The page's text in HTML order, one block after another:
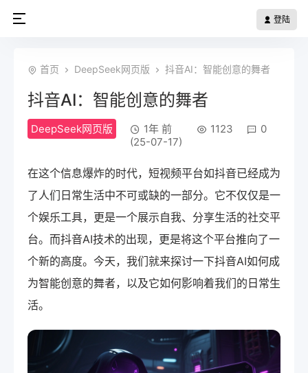
登陆
首页 DeepSeek网页版 抖音AI：智能创意的舞者
抖音AI：智能创意的舞者
DeepSeek网页版
1年 前
(25-07-17)
1123 0
在这个信息爆炸的时代，短视频平台如抖音已经成为
了人们日常生活中不可或缺的一部分。它不仅仅是一
个娱乐工具，更是一个展示自我、分享生活的社交平
台。而抖音AI技术的出现，更是将这个平台推向了一
个新的高度。今天，我们就来探讨一下抖音AI如何成
为智能创意的舞者，以及它如何影响着我们的日常生
活。